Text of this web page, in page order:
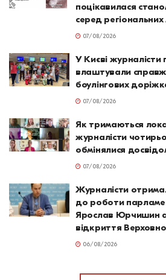
поцікавилася
серед регіональних
07/08/2026
У Києві журналісти
влаштували
боулінгових
07/08/2026
Як тримаються
журналісти
обмінялися
07/08/2026
Журналісти
до роботи
Ярослав Юрчишин
відкриття
06/08/2026